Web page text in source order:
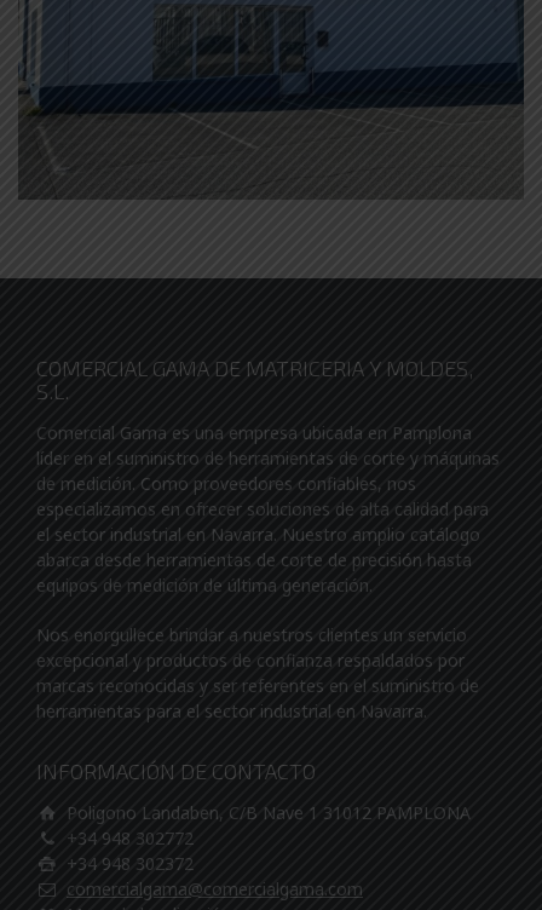
COMERCIAL GAMA DE MATRICERIA Y MOLDES,
S.L.
Comercial Gama es una empresa ubicada en Pamplona
líder en el suministro de herramientas de corte y máquinas
de medición. Como proveedores confiables, nos
especializamos en ofrecer soluciones de alta calidad para
el sector industrial en Navarra. Nuestro amplio catálogo
abarca desde herramientas de corte de precisión hasta
equipos de medición de última generación.
Nos enorgullece brindar a nuestros clientes un servicio
excepcional y productos de confianza respaldados por
marcas reconocidas y ser referentes en el suministro de
herramientas para el sector industrial en Navarra.
INFORMACIÓN DE CONTACTO
Poligono Landaben, C/B Nave 1 31012 PAMPLONA
+34 948 302772
+34 948 302372
comercialgama@comercialgama.com